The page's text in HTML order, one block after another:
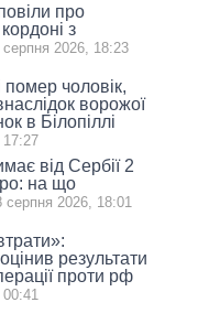
про
з
серпня 2026, 18:23
чоловік,
ворожої
в Білопіллі
17:27
від Сербії 2
на що
серпня 2026, 18:01
результати
проти рф